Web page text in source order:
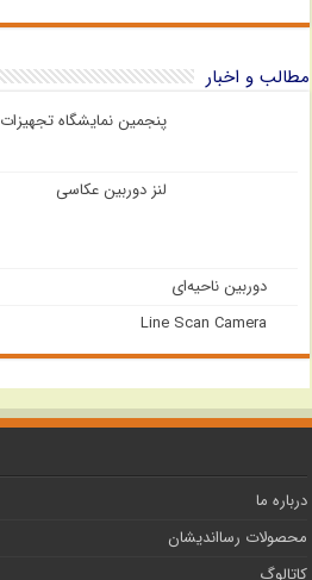
مطالب و اخبار
پنجمین نمایشگاه
لنز دوربین عکاسی
دوربین ناحیه‌ای
Line Scan Camera
درباره ما
محصولات رسااندیشان